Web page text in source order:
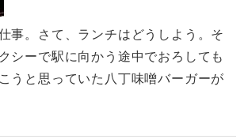
事。さて、ランチはどうしよう。そ
シーで駅に向かう途中でおろしても
うと思っていた八丁味噌バーガーが